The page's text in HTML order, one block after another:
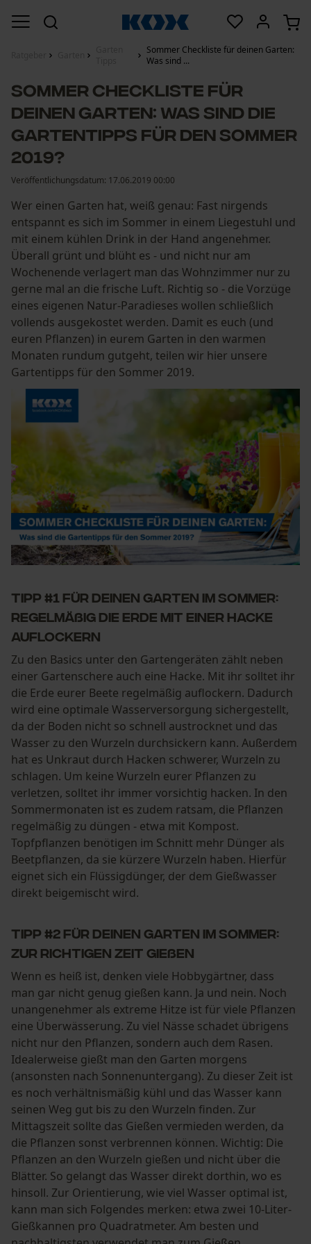
Sommer Checkliste für deinen Garten:
Was sind ...
Sommer Checkliste für
deinen Garten: Was sind die
Gartentipps für den Sommer
2019?
Veröffentlichungsdatum: 17.06.2019 00:00
Wer einen Garten hat, weiß genau: Fast nirgends
entspannt es sich im Sommer in einem Liegestuhl und
mit einem kühlen Drink in der Hand angenehmer.
Überall grünt und blüht es - und nicht nur am
Wochenende verlagert man das Wohnzimmer nur zu
gerne mal an die frische Luft. Richtig so - die Vorzüge
eines eigenen Natur-Paradieses wollen schließlich
vollends ausgekostet werden. Damit es euch (und
euren Pflanzen) in eurem Garten in den warmen
Monaten rundum gutgeht, teilen wir hier unsere
Gartentipps für den Sommer 2019.
Tipp #1 für deinen Garten im Sommer:
Regelmäßig die Erde mit einer Hacke
auflockern
Zu den Basics unter den Gartengeräten zählt neben
einer Gartenschere auch eine Hacke. Mit ihr solltet ihr
die Erde eurer Beete regelmäßig auflockern. Dadurch
wird eine optimale Wasserversorgung sichergestellt,
da der Boden nicht so schnell austrocknet und das
Wasser zu den Wurzeln durchsickern kann. Außerdem
hat es Unkraut durch Hacken schwerer, Wurzeln zu
schlagen. Um keine Wurzeln eurer Pflanzen zu
verletzen, solltet ihr immer vorsichtig hacken. In den
Sommermonaten ist es zudem ratsam, die Pflanzen
regelmäßig zu düngen - etwa mit Kompost.
Topfpflanzen benötigen im Schnitt mehr Dünger als
Beetpflanzen, da sie kürzere Wurzeln haben. Hierfür
eignet sich ein Flüssigdünger, der dem Gießwasser
direkt beigemischt wird.
Tipp #2 für deinen Garten im Sommer:
Zur richtigen Zeit gießen
Wenn es heiß ist, denken viele Hobbygärtner, dass
man gar nicht genug gießen kann. Ja und nein. Noch
unangenehmer als extreme Hitze ist für viele Pflanzen
eine Überwässerung. Zu viel Nässe schadet übrigens
nicht nur den Pflanzen, sondern auch dem Rasen.
Idealerweise gießt man den Garten morgens
(ansonsten nach Sonnenuntergang). Zu dieser Zeit ist
es noch verhältnismäßig kühl und das Wasser kann
seinen Weg gut bis zu den Wurzeln finden. Zur
Mittagszeit sollte das Gießen vermieden werden, da
die Pflanzen sonst verbrennen können. Wichtig: Die
Pflanzen an den Wurzeln gießen und nicht über die
Blätter. So gelangt das Wasser direkt dorthin, wo es
hinsoll. Zur Orientierung, wie viel Wasser optimal ist,
kann man sich Folgendes merken: etwa zwei 10-Liter-
Gießkannen pro Quadratmeter. Am besten und